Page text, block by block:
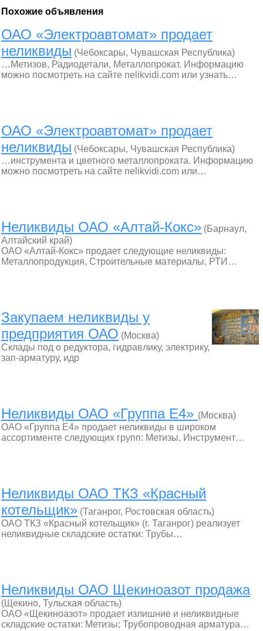
Похожие объявления
ОАО «Электроавтомат» продает
неликвиды (Чебоксары, Чувашская Республика)
…Метизов, Радиодетали, Металлопрокат. Информацию
можно посмотреть на сайте nelikvidi.com или узнать…
ОАО «Электроавтомат» продает
неликвиды (Чебоксары, Чувашская Республика)
…инструмента и цветного металлопроката. Информацию
можно посмотреть на сайте nelikvidi.com или…
Неликвиды ОАО «Алтай-Кокс» (Барнаул,
Алтайский край)
ОАО «Алтай-Кокс» продает следующие неликвиды:
Металлопродукция, Строительные материалы, РТИ…
Закупаем неликвиды у
предприятия ОАО (Москва)
Склады под о редуктора, гидравлику, электрику,
зап-арматуру, идр
Неликвиды ОАО «Группа Е4» (Москва)
ОАО «Группа Е4» продает неликвиды в широком
ассортименте следующих групп: Метизы, Инструмент…
Неликвиды ОАО ТКЗ «Красный
котельщик» (Таганрог, Ростовская область)
ОАО ТКЗ «Красный котельщик» (г. Таганрог) реализует
неликвидные складские остатки: Трубы…
Неликвиды ОАО Щекиноазот продажа
(Щекино, Тульская область)
ОАО «Щекиноазот» продает излишние и неликвидные
складские остатки: Метизы; Трубопроводная арматура…